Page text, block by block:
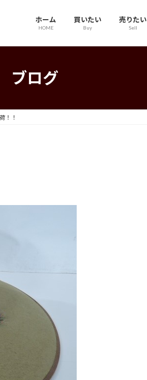
ホーム
HOME
買いたい
Buy
売りたい
Sell
ブログ
！！